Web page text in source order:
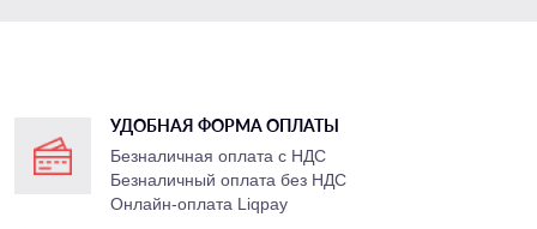
УДОБНАЯ ФОРМА ОПЛАТЫ
Безналичная оплата с НДС
Безналичный оплата без НДС
Онлайн-оплата Liqpay